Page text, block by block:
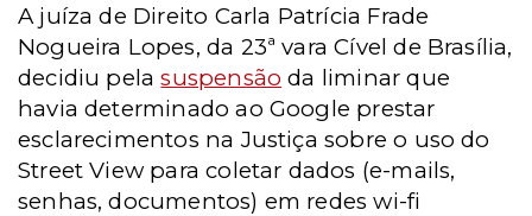
A juíza de Direito Carla Patrícia Frade
Nogueira Lopes, da 23ª vara Cível de Brasília,
decidiu pelasuspensão da liminar que
havia determinado ao Google prestar
esclarecimentos na Justiça sobre o uso do
Street View para coletar dados (e-mails,
senhas, documentos) em redes wi-fi